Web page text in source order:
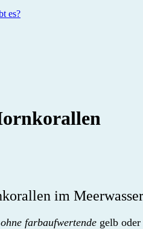
es?
im
ohne farbaufwertende gelb